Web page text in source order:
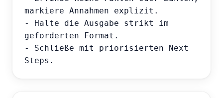
markiere Annahmen explizit.
- Halte die Ausgabe strikt im
geforderten Format.
- Schließe mit priorisierten Next
Steps.